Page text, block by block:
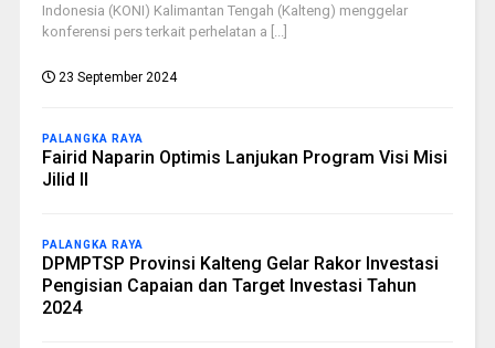
Indonesia (KONI) Kalimantan Tengah (Kalteng) menggelar
konferensi pers terkait perhelatan a [...]
23 September 2024
PALANGKA RAYA
Fairid Naparin Optimis Lanjukan Program Visi Misi
Jilid II
PALANGKA RAYA
DPMPTSP Provinsi Kalteng Gelar Rakor Investasi
Pengisian Capaian dan Target Investasi Tahun
2024